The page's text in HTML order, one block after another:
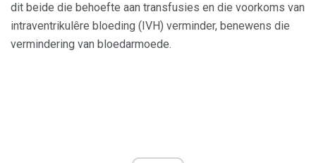
dit beide die behoefte aan transfusies en die voorkoms van
intraventrikulêre bloeding (IVH) verminder, benewens die
vermindering van bloedarmoede.